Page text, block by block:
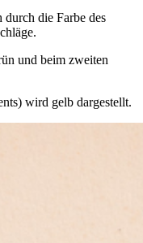
durch die Farbe des
und beim zweiten
wird gelb dargestellt.